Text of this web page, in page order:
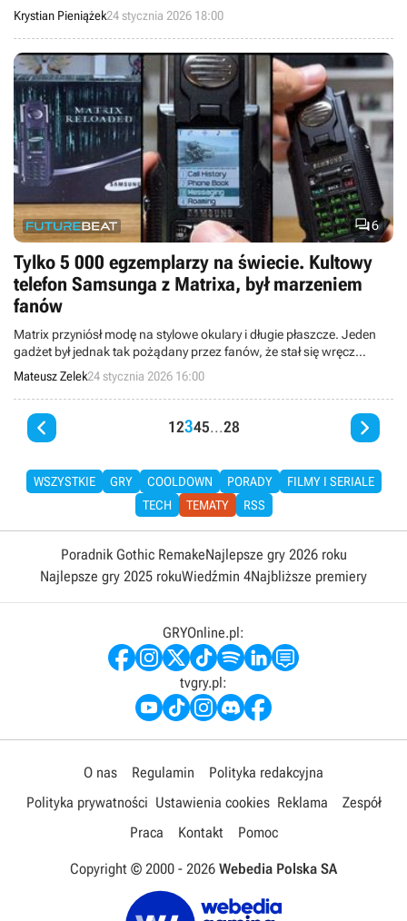
Disneya, swój ostatni pierwszoplanowy występ zaliczył w Star Wars
Jedi Knight II: Jedi Outcast, za którym stało studio Raven Software.
Krystian Pieniążek24 stycznia 2026 18:00
6
Tylko 5 000 egzemplarzy na świecie. Kultowy
telefon Samsunga z Matrixa, był marzeniem
fanów
Matrix przyniósł modę na stylowe okulary i długie płaszcze. Jeden
gadżet był jednak tak pożądany przez fanów, że stał się wręcz
legendarny. Dzisiaj stanowi prawdziwy rarytas wśród
kolekcjonerów.
Mateusz Zelek24 stycznia 2026 16:00
 12345...28 
WSZYSTKIE GRY COOLDOWN PORADY
FILMY I SERIALE
TECH
TEMATY RSS
Poradnik Gothic RemakeNajlepsze gry 2026 roku
Najlepsze gry 2025 rokuWiedźmin 4Najbliższe premiery
GRYOnline.pl:
tvgry.pl:
O nas Regulamin
Polityka redakcyjna
Polityka prywatności Ustawienia cookies Reklama
Zespół
Praca
Kontakt Pomoc
Copyright © 2000 - 2026 Webedia Polska SA